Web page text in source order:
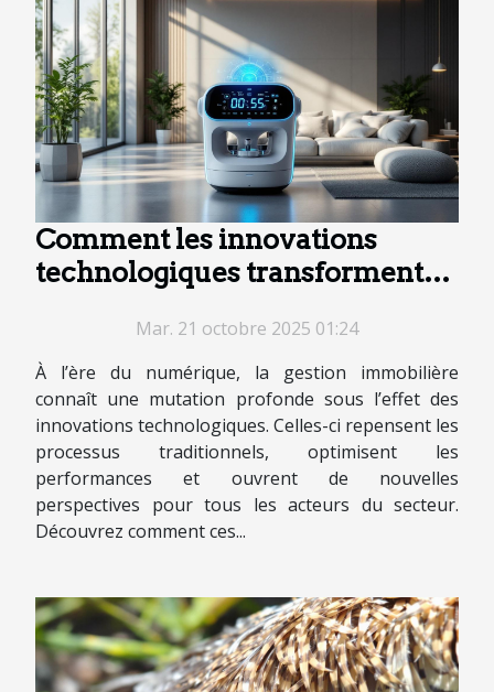
Comment les innovations
technologiques transforment-
Mar. 21 octobre 2025 01:24
À l’ère du numérique, la gestion immobilière
connaît une mutation profonde sous l’effet des
innovations technologiques. Celles-ci repensent les
processus traditionnels, optimisent les
performances et ouvrent de nouvelles
perspectives pour tous les acteurs du secteur.
Découvrez comment ces...